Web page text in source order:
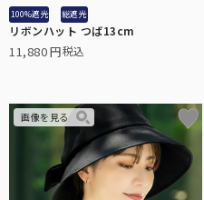
100%遮光 総遮光
リボンハット つば13cm
11,880 税込